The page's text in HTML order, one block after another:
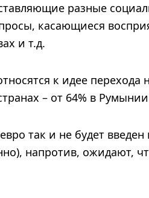
разные
касающиеся
и т.д.
к идее перехода
– от 64% в
так и не будет введен
напротив, ожидают,